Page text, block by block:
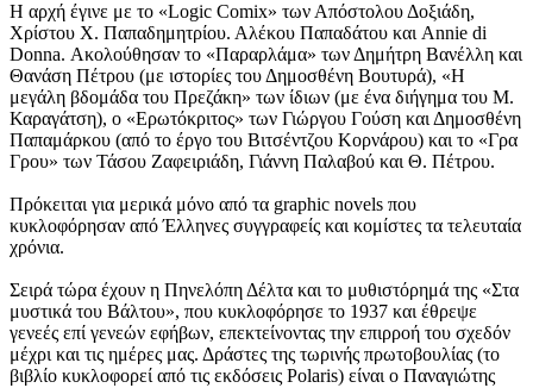
Η αρχή έγινε με το «Logic Comix» των Απόστολου Δοξιάδη,
Χρίστου Χ. Παπαδημητρίου. Αλέκου Παπαδάτου και Annie di
Donna. Ακολούθησαν το «Παραρλάμα» των Δημήτρη Βανέλλη και
Θανάση Πέτρου (με ιστορίες του Δημοσθένη Βουτυρά), «Η
μεγάλη βδομάδα του Πρεζάκη» των ίδιων (με ένα διήγημα του Μ.
Καραγάτση), ο «Ερωτόκριτος» των Γιώργου Γούση και Δημοσθένη
Παπαμάρκου (από το έργο του Βιτσέντζου Κορνάρου) και το «Γρα
Γρου» των Τάσου Ζαφειριάδη, Γιάννη Παλαβού και Θ. Πέτρου.
Πρόκειται για μερικά μόνο από τα graphic novels που
κυκλοφόρησαν από Έλληνες συγγραφείς και κομίστες τα τελευταία
χρόνια.
Σειρά τώρα έχουν η Πηνελόπη Δέλτα και το μυθιστόρημά της «Στα
μυστικά του Βάλτου», που κυκλοφόρησε το 1937 και έθρεψε
γενεές επί γενεών εφήβων, επεκτείνοντας την επιρροή του σχεδόν
μέχρι και τις ημέρες μας. Δράστες της τωρινής πρωτοβουλίας (το
βιβλίο κυκλοφορεί από τις εκδόσεις Pοlaris) είναι ο Παναγιώτης